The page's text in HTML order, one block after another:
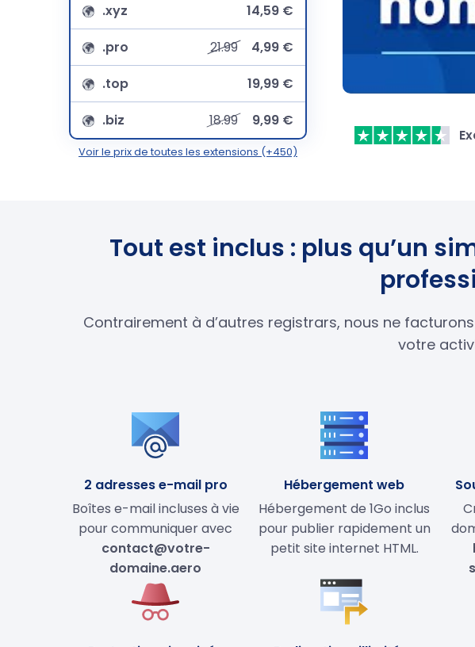
.xyz
14,59 €
.pro
21.99
4,99 €
.top
19,99 €
.biz
18.99 9,99 €
Voir le prix de toutes les extensions (+450)
Tout est inclus : plus qu’un
Contrairement à d’autres registrars, nous ne
votre
2 adresses e-mail pro
Boîtes e-mail incluses à vie
pour communiquer avec
contact@votre-
domaine.aero
Hébergement web
Hébergement de 1Go inclus
pour publier rapidement un
petit site internet HTML.